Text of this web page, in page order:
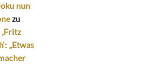
nun
zu
„Etwas